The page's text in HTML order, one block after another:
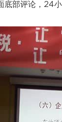
底部评论，24小